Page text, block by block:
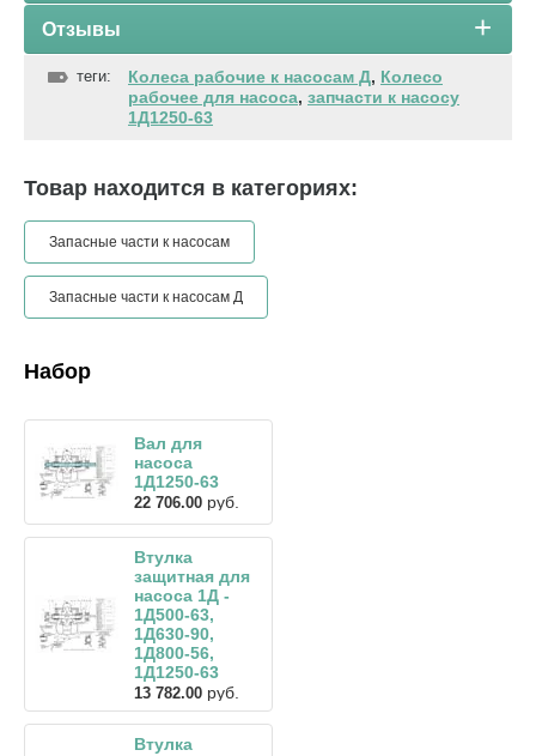
Отзывы
теги: Колеса рабочие к насосам Д, Колесо
рабочее для насоса, запчасти к насосу
1Д1250-63
Товар находится в категориях:
Запасные части к насосам
Запасные части к насосам Д
Набор
Вал для
насоса
1Д1250-63
22 706.00 руб.
Втулка
защитная для
насоса 1Д -
1Д500-63,
1Д630-90,
1Д800-56,
1Д1250-63
13 782.00 руб.
Втулка